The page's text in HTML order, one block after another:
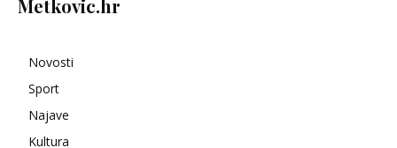
Metkovic.hr
Novosti
Sport
Najave
Kultura